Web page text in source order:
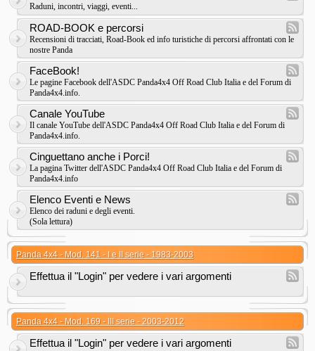
Raduni, incontri, viaggi, eventi...
ROAD-BOOK e percorsi
Recensioni di tracciati, Road-Book ed info turistiche di percorsi affrontati con le
nostre Panda
FaceBook!
Le pagine Facebook dell'ASDC Panda4x4 Off Road Club Italia e del Forum di
Panda4x4.info.
Canale YouTube
Il canale YouTube dell'ASDC Panda4x4 Off Road Club Italia e del Forum di
Panda4x4.info.
Cinguettano anche i Porci!
La pagina Twitter dell'ASDC Panda4x4 Off Road Club Italia e del Forum di
Panda4x4.info
Elenco Eventi e News
Elenco dei raduni e degli eventi.
(Sola lettura)
Panda 4x4 - Mod. 141 - I e II serie - 1983-2003
Effettua il "Login" per vedere i vari argomenti
Panda 4x4 - Mod. 169 - III serie - 2003-2012
Effettua il "Login" per vedere i vari argomenti